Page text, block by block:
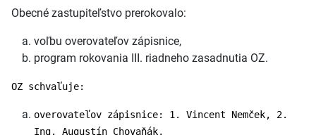
Obecné zastupiteľstvo prerokovalo:
voľbu overovateľov zápisnice,
program rokovania III. riadneho zasadnutia OZ.
OZ schvaľuje:
overovateľov zápisnice: 1. Vincent Nemček, 2.
Ing. Augustín Chovaňák,